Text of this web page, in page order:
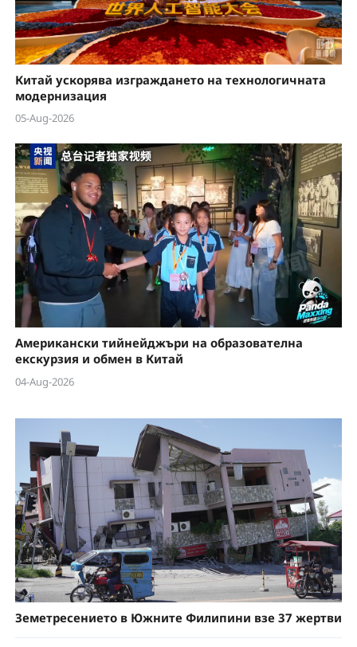
Китай ускорява изграждането на технологичната
модернизация
05-Aug-2026
Американски тийнейджъри на образователна
екскурзия и обмен в Китай
04-Aug-2026
Земетресението в Южните Филипини взе 37 жертви